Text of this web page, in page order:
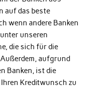
auf das beste
wenn andere Banken
unseren
die sich für die
aufgrund
Banken, ist die
Kreditwunsch zu